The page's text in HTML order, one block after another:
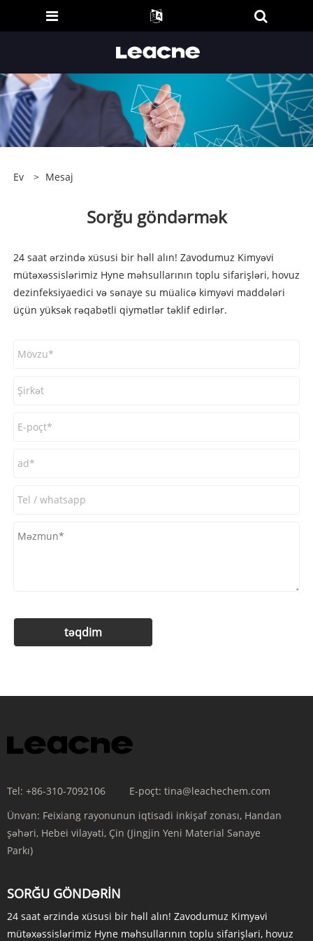
Ev > Mesaj
Sorğu göndərmək
24 saat ərzində xüsusi bir həll alın! Zavodumuz Kimyəvi
mütəxəssislərimiz Hyne məhsullarının toplu sifarişləri, hovuz
dezinfeksiyaedici və sənaye su müalicə kimyəvi maddələri
üçün yüksək rəqabətli qiymətlər təklif edirlər.
Tel: +86-310-7092106 E-poçt: tina@leachechem.com
Ünvan: Feixiang rayonunun iqtisadi inkişaf zonası, Handan
şəhəri, Hebei vilayəti, Çin (Jingjin Yeni Material Sənaye
Parkı)
SORĞU GÖNDƏRIN
24 saat ərzində xüsusi bir həll alın! Zavodumuz Kimyəvi
mütəxəssislərimiz Hyne məhsullarının toplu sifarişləri, hovuz